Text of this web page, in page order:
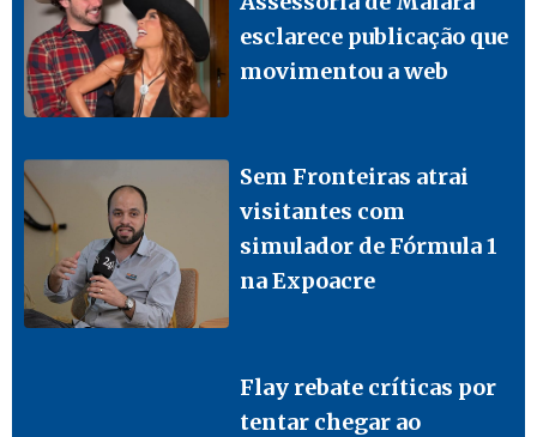
esclarece publicação que
movimentou a web
Sem Fronteiras atrai
visitantes com
simulador de Fórmula 1
na Expoacre
Flay rebate críticas por
tentar chegar ao